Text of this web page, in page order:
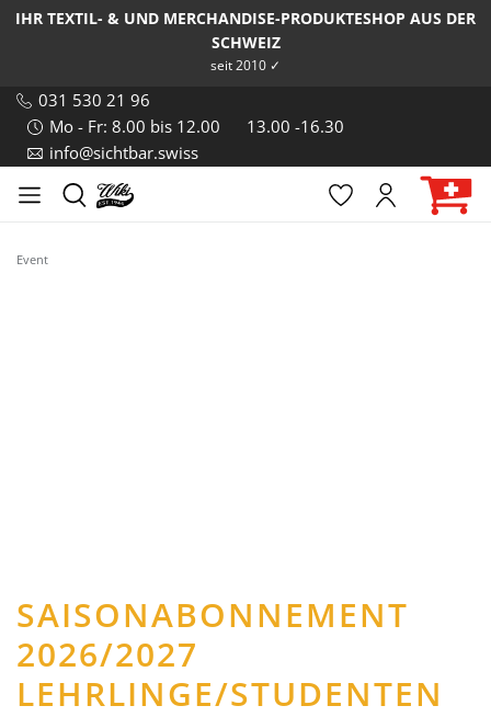
IHR TEXTIL- & UND MERCHANDISE-PRODUKTESHOP AUS DER
SCHWEIZ
seit 2010 ✓
031 530 21 96
Mo - Fr: 8.00 bis 12.00
13.00 -16.30
info@sichtbar.swiss
Event
SAISONABONNEMENT
2026/2027
LEHRLINGE/STUDENTEN